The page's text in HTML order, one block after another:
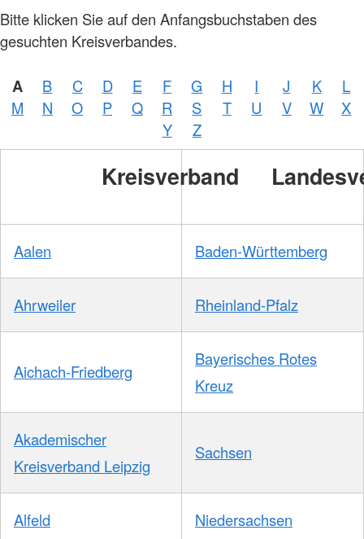
Bitte klicken Sie auf den Anfangsbuchstaben des
gesuchten Kreisverbandes.
A B C D E F G H I J K
L
M
N O P Q R S T U V W
X
Y
Z
Kreisverband
Aalen Baden-Württemberg
Ahrweiler Rheinland-Pfalz
Aichach-Friedberg
Bayerisches Rotes
Kreuz
Akademischer
Kreisverband Leipzig
Sachsen
Alfeld Niedersachsen
Foto:
Zelck /
GmbH